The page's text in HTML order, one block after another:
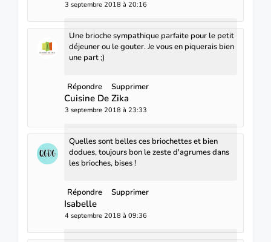
3 septembre 2018 à 20:16
Une brioche sympathique parfaite pour le petit
déjeuner ou le gouter. Je vous en piquerais bien
une part ;)
Répondre Supprimer
Cuisine De Zika
3 septembre 2018 à 23:33
Quelles sont belles ces briochettes et bien
dodues, toujours bon le zeste d'agrumes dans
les brioches, bises !
Répondre Supprimer
Isabelle
4 septembre 2018 à 09:36